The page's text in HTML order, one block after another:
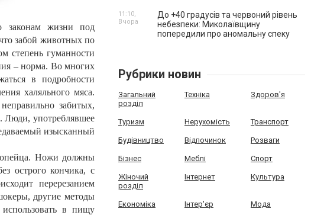
законам жизни под
забой животных по
степень гуманности
– норма. Во многих
в подробности
халяльного мяса.
забитых,
Люди, употреблявшее
изысканный
Ножи должны
острого кончика, с
перерезанием
другие методы
в пищу
До +40 градусів та червоний рівень
небезпеки: Миколаївщину
попередили про аномальну спеку
11:10,
Вчора
Рубрики новин
Загальний
розділ
Техніка Здоров'я
Туризм Нерухомість Транспорт
Будівництво Відпочинок Розваги
Бізнес Меблі Спорт
Жіночий
розділ
Інтернет Культура
Економіка Інтер'єр Мода